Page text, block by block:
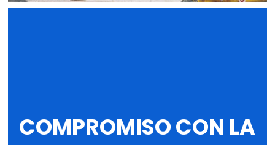
COMPROMISO CON LA